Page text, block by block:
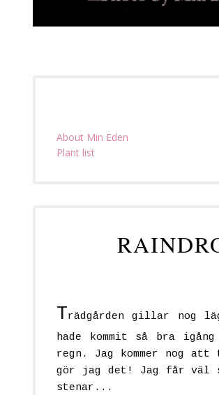
About Min Eden
Plant list
Trädgården gillar nog
hade kommit så bra
regn. Jag kommer nog
gör jag det! Jag får väl
stenar...